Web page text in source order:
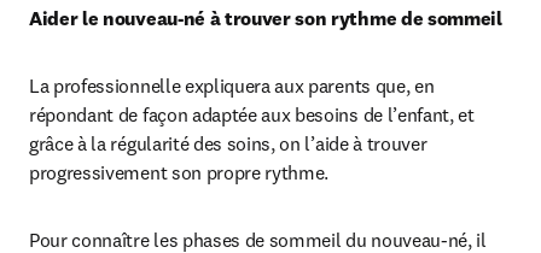
Aider le nouveau-né à trouver son rythme de sommeil
La professionnelle expliquera aux parents que, en
répondant de façon adaptée aux besoins de l’enfant, et
grâce à la régularité des soins, on l’aide à trouver
progressivement son propre rythme.
Pour connaître les phases de sommeil du nouveau-né, il